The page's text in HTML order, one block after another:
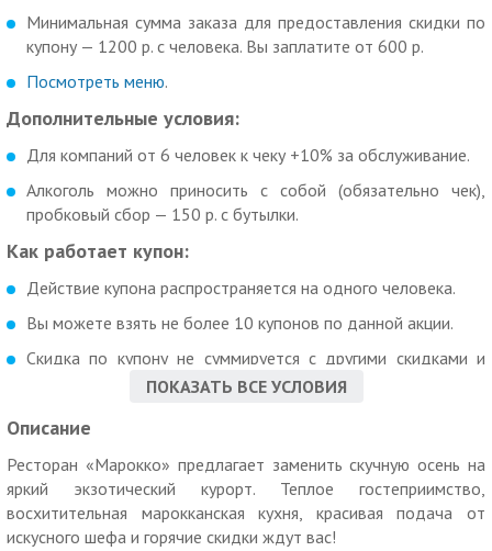
Минимальная сумма заказа для предоставления скидки по
купону — 1200 р. с человека. Вы заплатите от 600 р.
Посмотреть меню.
Дополнительные условия:
Для компаний от 6 человек к чеку +10% за обслуживание.
Алкоголь можно приносить с собой (обязательно чек),
пробковый сбор — 150 р. с бутылки.
Как работает купон:
Действие купона распространяется на одного человека.
Вы можете взять не более 10 купонов по данной акции.
Скидка по купону не суммируется с другими скидками и
спецпредложениями.
неиспользованный ранее купон в распечатанном виде
Время работы: ежедневно: с 10:00 до 23:00.
Услуги (товары) предоставляются ООО «Мишлен», ОГРН
1135029009037
ПОКАЗАТЬ ВСЕ УСЛОВИЯ
Описание
Ресторан «Марокко» предлагает заменить скучную осень на
яркий экзотический курорт. Теплое гостеприимство,
восхитительная марокканская кухня, красивая подача от
искусного шефа и горячие скидки ждут вас!